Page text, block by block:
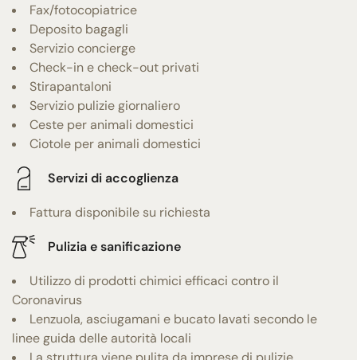
Fax/fotocopiatrice
Deposito bagagli
Servizio concierge
Check-in e check-out privati
Stirapantaloni
Servizio pulizie giornaliero
Ceste per animali domestici
Ciotole per animali domestici
Servizi di accoglienza
Fattura disponibile su richiesta
Pulizia e sanificazione
Utilizzo di prodotti chimici efficaci contro il
Coronavirus
Lenzuola, asciugamani e bucato lavati secondo le
linee guida delle autorità locali